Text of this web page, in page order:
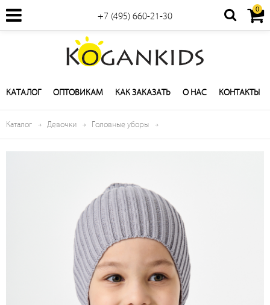
+7 (495) 660-21-30
0
КАТАЛОГ ОПТОВИКАМ КАК ЗАКАЗАТЬ О НАС КОНТАКТЫ
Каталог Девочки Головные уборы